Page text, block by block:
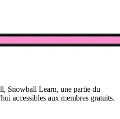
Snowball Learn, une partie du
accessibles aux membres gratuits.